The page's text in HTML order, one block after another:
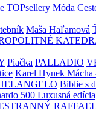
TOPsellery Móda
Maša Haľamová
Piačka PALLADIO
Karel Hynek Mácha
Biblie s
500 Luxusná edícia